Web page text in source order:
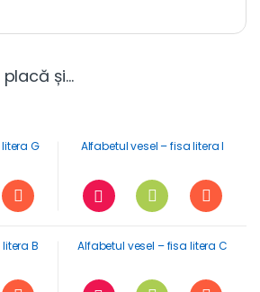
și…
G Alfabetul vesel – fisa litera I
B Alfabetul vesel – fisa litera C